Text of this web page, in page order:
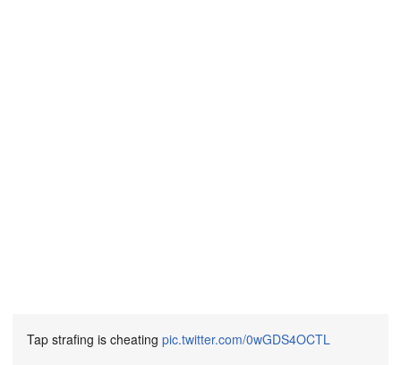
Tap strafing is cheating pic.twitter.com/0wGDS4OCTL